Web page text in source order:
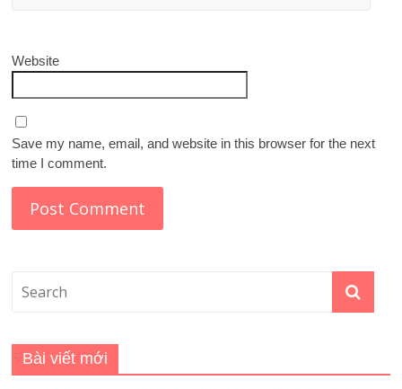
Website
Save my name, email, and website in this browser for the next
time I comment.
Bài viết mới